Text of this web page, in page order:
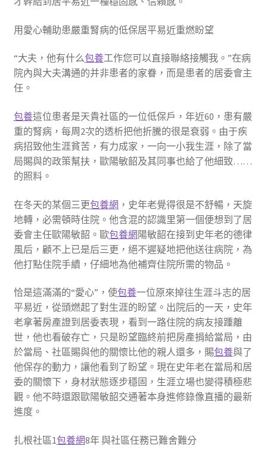
用愛心輔助患嚴重腎病的低保居平易近重燃盼望
“大夫，他有什么包養工作您可以直接聯絡接觸我。”在病
院內與大夫溝通的并非患者的家眷，而是患者的居委會主
任。
包養這位患者是天貴社區的一位低保戶，年近60，患有嚴
重的腎病，每周2次的透析把他折騰的很是衰弱。由于疾
病招致他生涯貧苦，有力成家，一向一小我生涯，除了當
局賜與的政策幫扶，歐陽敏韶及其同事也給了他細致……
的照料。
在冬天的某個三更包養網 ，史年老覺得很是不舒暢，天旋
地轉，必需頓時住院。他含混的認識里第一個便想到了居
委會主任歐陽敏韶。歐包養網陽敏韶在接到史年老的德律
風后，顧不上已是后三更，絕不遲疑地把他送往病院，為
他打點住院手續，仔細地為他補齊住院所需的物品。
恰是這滿滿的“愛心”，使包養一位原來掉往生涯斗志的居
平易近，從頭燃起了對生涯的盼望。出院后的一天，史年
老拿著房產證到居委表現，看到一路住院的病友接踵離
世，他也看破存亡，只是盼望臨終前把房產捐給當局，由
於當局、社區賜與他的關懷比他的親人還多，賜包養與了
他保存的動力，讓他看到了盼望。現在史年老在當局和居
委的關懷下，身材狀態逐步穩固，生涯立場也變得積極悲
觀。他不時還跟歐陽敏韶交通著本身進修錄像直播的最新
進度。
扎根社區1包養網8年 與社區任務已難舍難分